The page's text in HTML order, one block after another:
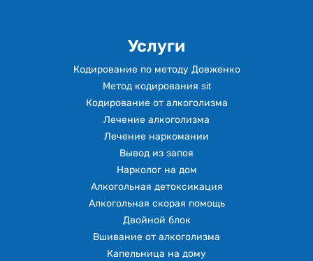
Услуги
Кодирование по методу Довженко
Метод кодирования sit
Кодирование от алкоголизма
Лечение алкоголизма
Лечение наркомании
Вывод из запоя
Нарколог на дом
Алкогольная детоксикация
Алкогольная скорая помощь
Двойной блок
Вшивание от алкоголизма
Капельница на дому